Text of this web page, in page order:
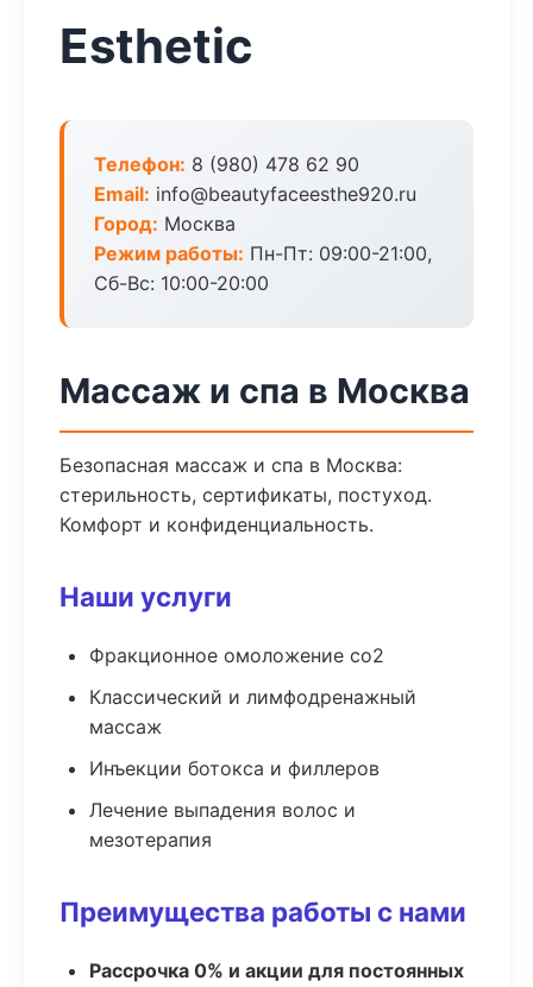
Esthetic
Телефон: 8 (980) 478 62 90
Email: info@beautyfaceesthe920.ru
Город: Москва
Режим работы: Пн-Пт: 09:00-21:00,
Сб-Вс: 10:00-20:00
Массаж и спа в Москва
Безопасная массаж и спа в Москва:
стерильность, сертификаты, постуход.
Комфорт и конфиденциальность.
Наши услуги
Фракционное омоложение co2
Классический и лимфодренажный
массаж
Инъекции ботокса и филлеров
Лечение выпадения волос и
мезотерапия
Преимущества работы с нами
Рассрочка 0% и акции для постоянных